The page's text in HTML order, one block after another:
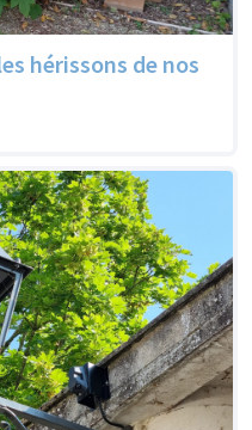
hérissons de nos